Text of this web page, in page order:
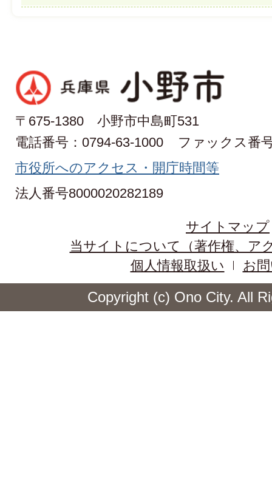
〒675-1380 小野市中島町531
電話番号：0794-63-1000
ファックス番
市役所へのアクセス・開庁時間等
法人番号8000020282189
サイトマップ
当サイトについて（著作権、ア
個人情報取扱い
お
Copyright (c) Ono City. All